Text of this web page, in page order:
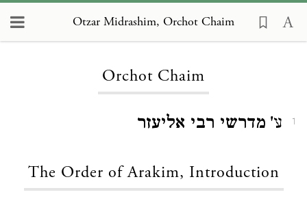
Otzar Midrashim, Orchot Chaim
Orchot Chaim
1 ע' מדרשי רבי אליעזר
The Order of Arakim, Introduction